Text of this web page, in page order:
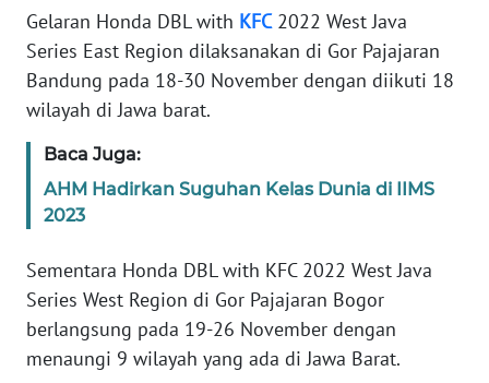
Gelaran Honda DBL with KFC2022 West Java
Series East Region dilaksanakan di Gor Pajajaran
Bandung pada 18-30 November dengan diikuti 18
wilayah di Jawa barat.
Baca Juga:
AHM Hadirkan Suguhan Kelas Dunia di IIMS
2023
Sementara Honda DBL with KFC 2022 West Java
Series West Region di Gor Pajajaran Bogor
berlangsung pada 19-26 November dengan
menaungi 9 wilayah yang ada di Jawa Barat.
PEDOMAN
MEDIA
SIBER
REDAKSI
KARIR
DISCLAIMER
Wahana
News
Regional